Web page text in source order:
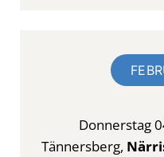
Donnerstag
Tännersberg,